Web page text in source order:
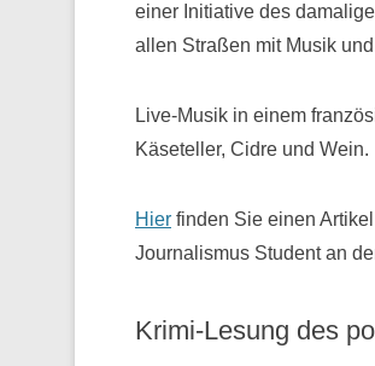
einer Initiative des
allen Straßen mit Musik
Live-Musik in einem
Käseteller, Cidre und Wein.
Hier finden Sie einen
Journalismus Student an
Krimi-Lesung des